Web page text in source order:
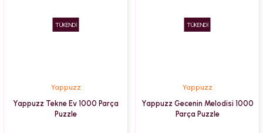
TÜKENDİ
Yappuzz
Yappuzz Tekne Ev 1000 Parça
Puzzle
TÜKENDİ
Yappuzz
Yappuzz Gecenin Melodisi 1000
Parça Puzzle